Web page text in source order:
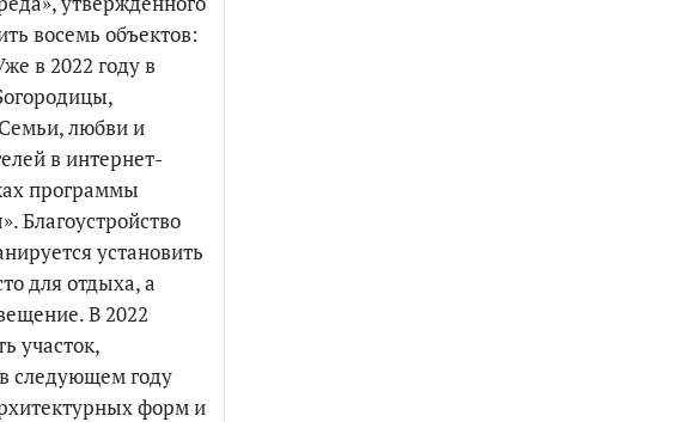
восемь объектов:
в 2022 году в
любви и
в интернет-
программы
Благоустройство
установить
для отдыха, а
В 2022
участок,
следующем году
форм и